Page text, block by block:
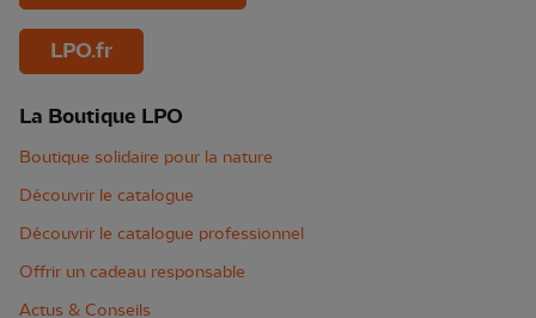
LPO.fr
La Boutique LPO
Boutique solidaire pour la nature
Découvrir le catalogue
Découvrir le catalogue professionnel
Offrir un cadeau responsable
Actus & Conseils